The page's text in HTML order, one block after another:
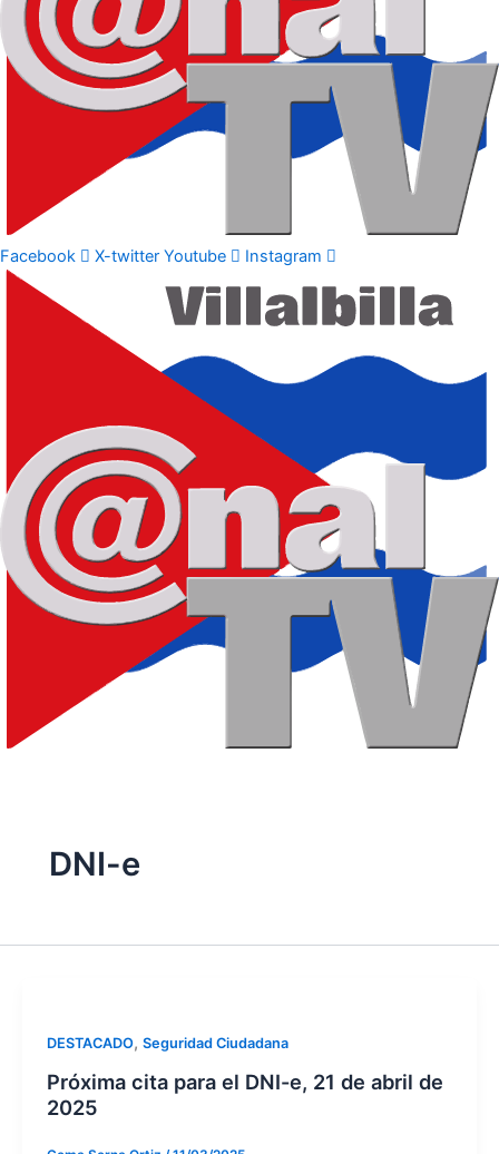
Facebook X-twitter Youtube Instagram
DNI-e
DESTACADO, Seguridad Ciudadana
Próxima cita para el DNI-e, 21 de abril de
2025